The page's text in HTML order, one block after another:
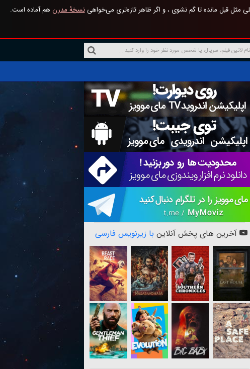
مثل قبل مانده تا گم نشوی ، و اگر ظاهر تازه‌تری می‌خواهینسخهٔ مدرن هم آماده است.
آخرین های پخش آنلاین با زیرنویس فارسی